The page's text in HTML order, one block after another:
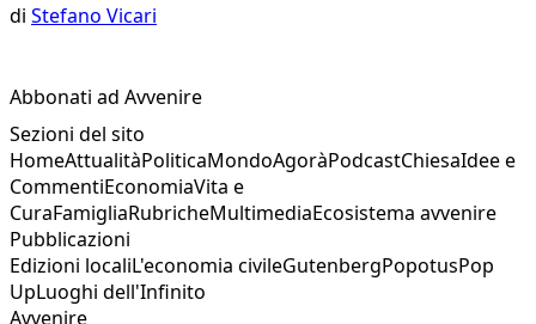
di Stefano Vicari
Abbonati ad Avvenire
Sezioni del sito
HomeAttualitàPoliticaMondoAgoràPodcastChiesaIdee e
CommentiEconomiaVita e
CuraFamigliaRubricheMultimediaEcosistema avvenire
Pubblicazioni
Edizioni localiL'economia civileGutenbergPopotusPop
UpLuoghi dell'Infinito
Avvenire